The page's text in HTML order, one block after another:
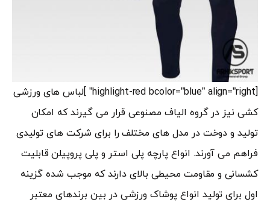
[highlight-red bcolor=”blue” align=”right” ]لباس های ورزشی
کشی نیز در گروه الیاف مصنوعی قرار می گیرند که امکان
تولید و دوخت در مدل های مختلف را برای شرکت های تولیدی
فراهم می آورند. انواع پارچه پلی استر و پلی پروپیلن قابلیت
کشسانی و مقاومت محیطی بالای دارند که موجب شده گزینه
اول برای تولید انواع پوشاک ورزشی در بین برندهای معتبر